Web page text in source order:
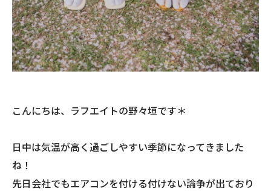
こんにちは、ラフエイトの野々垣です＊
日中は気温が高く過ごしやすい季節になってきました
ね！
先日会社でもエアコンを付ける付けない論争が出ており